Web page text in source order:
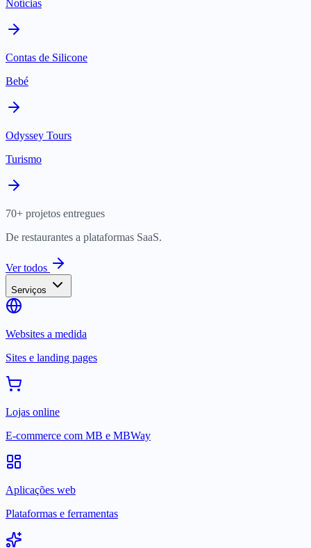
Notícias
Contas de Silicone
Bebé
Odyssey Tours
Turismo
70+ projetos entregues
De restaurantes a plataformas SaaS.
Ver todos
Serviços
Websites a medida
Sites e landing pages
Lojas online
E-commerce com MB e MBWay
Aplicações web
Plataformas e ferramentas